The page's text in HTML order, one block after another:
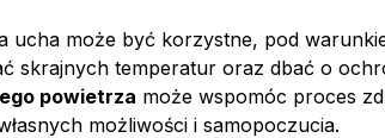
ucha może być korzystne, pod
skrajnych temperatur oraz dbać o
powietrza może wspomóc proces
możliwości i samopoczucia.